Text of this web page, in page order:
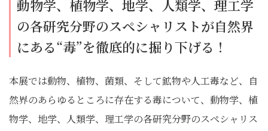
動物学、植物学、地学、人類学、理工学
の各研究分野のスペシャリストが自然界
にある“毒”を徹底的に掘り下げる！
本展では動物、植物、菌類、そして鉱物や人工毒など、自
然界のあらゆるところに存在する毒について、動物学、植
物学、地学、人類学、理工学の各研究分野のスペシャリス